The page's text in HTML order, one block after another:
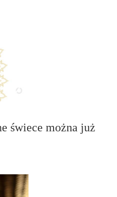
świece można już